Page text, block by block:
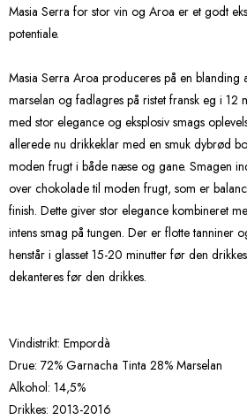
Masia Serra for stor vin og Aroa er et godt
potentiale.
Masia Serra Aroa produceres på en
marselan og fadlagres på ristet fransk eg i 12
med stor elegance og eksplosiv smags
allerede nu drikkeklar med en smuk dybrød
moden frugt i både næse og gane. Smagen
over chokolade til moden frugt, som er
finish. Dette giver stor elegance kombineret
intens smag på tungen. Der er flotte tanniner
henstår i glasset 15-20 minutter før den
dekanteres før den drikkes.
Vindistrikt: Empordà
Drue: 72% Garnacha Tinta 28% Marselan
Alkohol: 14,5%
Drikkes: 2013-2016